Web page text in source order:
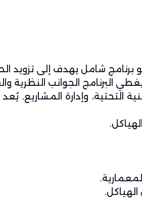
برنامج شامل يهدف إلى تزويد
البرنامج الجوانب النظرية
التحتية، وإدارة المشاريع. يُعد